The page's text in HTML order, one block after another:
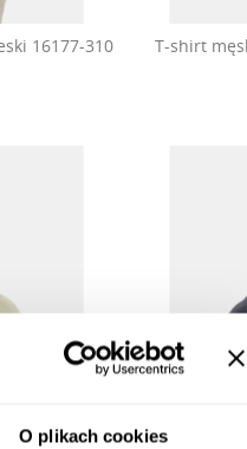
O plikach cookies
16177-310
T-shirt